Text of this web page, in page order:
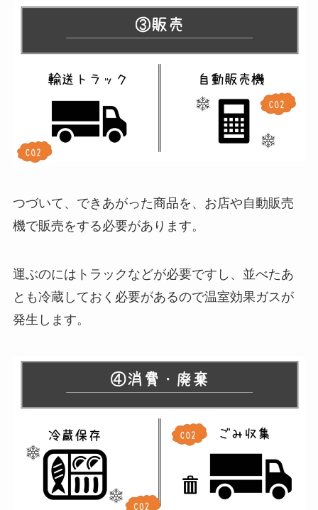
つづいて、できあがった商品を、お店や自動販売
機で販売をする必要があります。
運ぶのにはトラックなどが必要ですし、並べたあ
とも冷蔵しておく必要があるので温室効果ガスが
発生します。